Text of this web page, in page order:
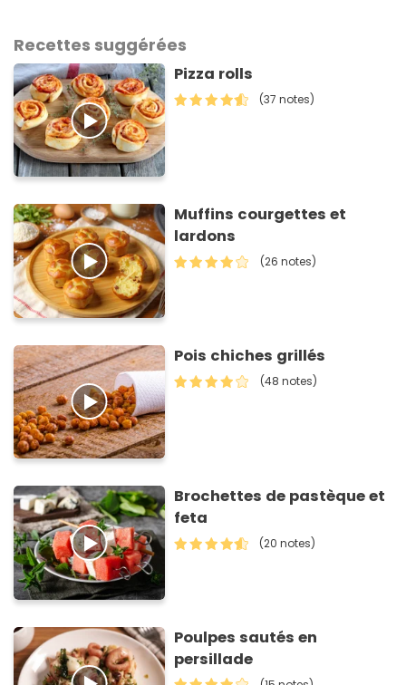
Recettes suggérées
Pizza rolls
(37 notes)
Muffins courgettes et
lardons
(26 notes)
Pois chiches grillés
(48 notes)
Brochettes de pastèque et
feta
(20 notes)
Poulpes sautés en
persillade